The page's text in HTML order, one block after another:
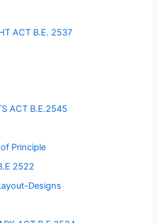
ACT B.E. 2537
ACT B.E.2545
Principle
2522
Designs